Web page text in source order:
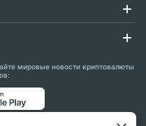
мировые новости криптовалюты